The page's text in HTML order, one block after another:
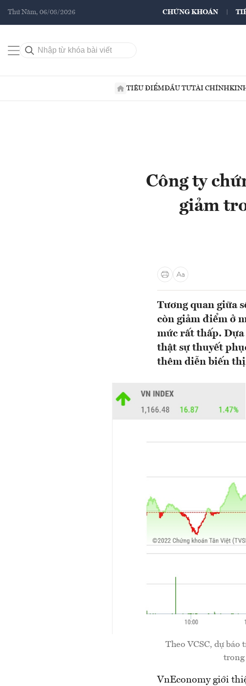
Thứ Năm, 06/08/2026 CHỨNG KHOÁN
TIÊU ĐIỂMĐẦU TƯTÀI CHÍNH
Công ty
giảm
Tương quan giữa
còn giảm điểm ở
mức rất thấp.
thật sự thuyết
thêm diễn biến
Theo VCSC, dự báo
trong
VnEconomy giới